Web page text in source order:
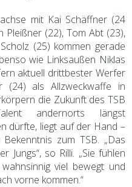
mit Kai Schäffner (24
Pleißner (22), Tom Abt (23),
(25) kommen gerade
wie Linksaußen Niklas
aktuell drittbester Werfer
(24) als Allzweckwaffe in
die Zukunft des TSB
andernorts längst
dürfte, liegt auf der Hand –
zum TSB. „Das
Jungs“, so Rilli. „Sie fühlen
viel bewegt und
vorne kommen.“